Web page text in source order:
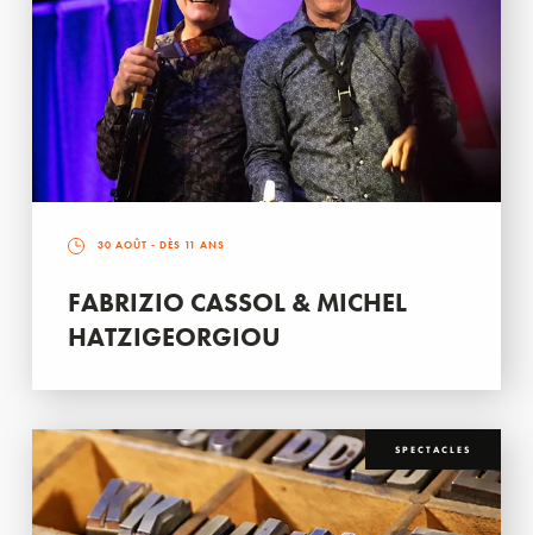
30 AOÛT - DÈS 11 ANS
FABRIZIO CASSOL & MICHEL
HATZIGEORGIOU
SPECTACLES